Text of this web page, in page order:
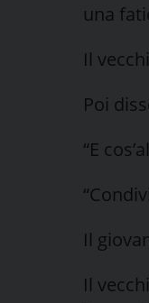
una
Il
Poi
“E
Il
Il